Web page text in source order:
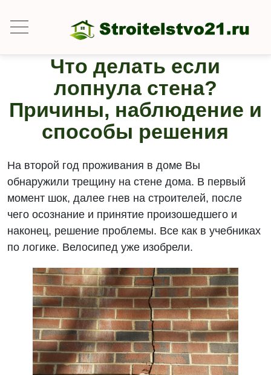
Что делать если
лопнула стена?
Причины, наблюдение и
способы решения
На второй год проживания в доме Вы
обнаружили трещину на стене дома. В первый
момент шок, далее гнев на строителей, после
чего осознание и принятие произошедшего и
наконец, решение проблемы. Все как в учебниках
по логике. Велосипед уже изобрели.